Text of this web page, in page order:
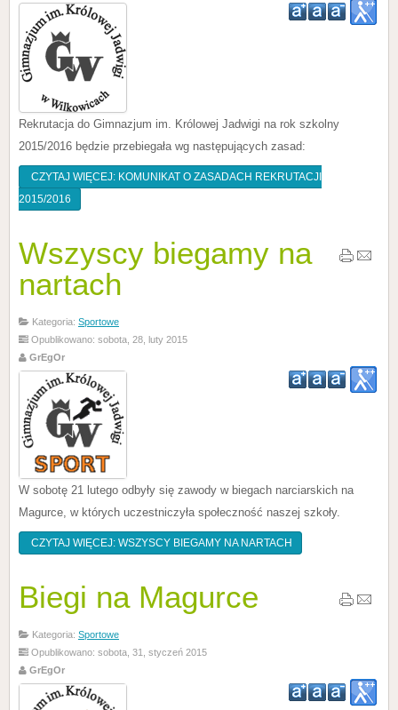
Rekrutacja do Gimnazjum im. Królowej Jadwigi na rok szkolny
2015/2016 będzie przebiegała wg następujących zasad:
CZYTAJ WIĘCEJ: KOMUNIKAT O ZASADACH REKRUTACJI
2015/2016
Wszyscy biegamy na
nartach
Kategoria: Sportowe
Opublikowano: sobota, 28, luty 2015
GrEgOr
W sobotę 21 lutego odbyły się zawody w biegach narciarskich na
Magurce, w których uczestniczyła społeczność naszej szkoły.
CZYTAJ WIĘCEJ: WSZYSCY BIEGAMY NA NARTACH
Biegi na Magurce
Kategoria: Sportowe
Opublikowano: sobota, 31, styczeń 2015
GrEgOr